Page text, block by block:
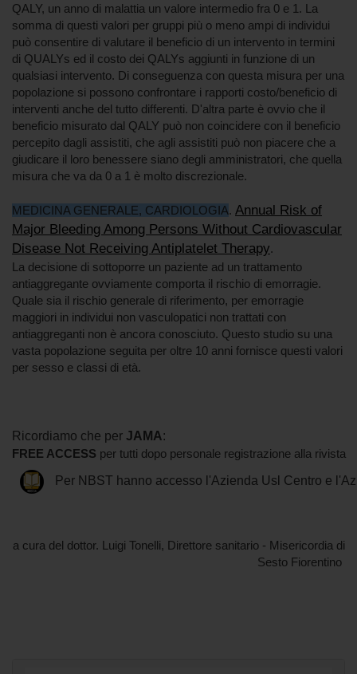
QALY, un anno di malattia un valore intermedio fra 0 e 1. La
somma di questi valori per gruppi più o meno ampi di individui
può consentire di valutare il beneficio di un intervento in termini
di QUALYs ed il costo dei QALYs aggiunti in funzione di un
qualsiasi intervento. Di conseguenza con questa misura per una
popolazione si possono confrontare i rapporti costo/beneficio di
interventi anche del tutto differenti. D'altra parte è ovvio che il
beneficio misurato dal QALY può non coincidere con il beneficio
percepito dagli assistiti, che agli assistiti può non piacere che a
giudicare il loro benessere siano degli amministratori, che quella
misura che va da 0 a 1 è molto discrezionale.
MEDICINA GENERALE, CARDIOLOGIA. Annual Risk of
Major Bleeding Among Persons Without Cardiovascular
Disease Not Receiving Antiplatelet Therapy.
La decisione di sottoporre un paziente ad un trattamento
antiaggregante ovviamente comporta il rischio di emorragie.
Quale sia il rischio generale di riferimento, per emorragie
maggiori in individui non vasculopatici non trattati con
antiaggreganti non è ancora conosciuto. Questo studio su una
vasta popolazione seguita per oltre 10 anni fornisce questi valori
per sesso e classi di età.
Ricordiamo che per JAMA:
FREE ACCESS per tutti dopo personale registrazione alla rivista
Per NBST hanno accesso l'Azienda Usl Centro e
a cura del dottor. Luigi Tonelli, Direttore sanitario - Misericordia di
Sesto Fiorentino